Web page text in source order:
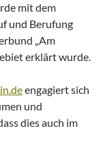
mit dem
und Berufung
„Am
erklärt wurde.
engagiert sich
und
dies auch im